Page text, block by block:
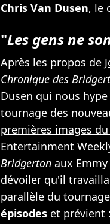
Chris Van Dusen, le
"Les gens ne
Après les propos de
Chronique des
Dusen qui nous
tournage des
premières images
Entertainment
Bridgerton aux
dévoiler qu'il
parallèle du
épisodes et prévient